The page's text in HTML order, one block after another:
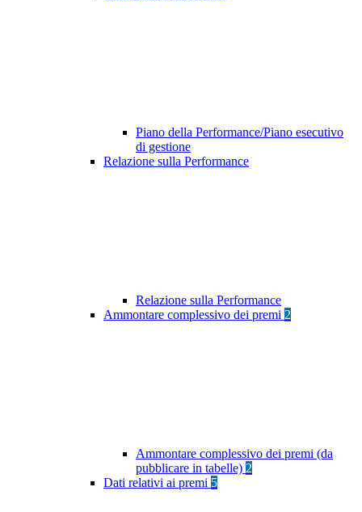
Piano della Performance/Piano esecutivo
di gestione
Relazione sulla Performance
Relazione sulla Performance
Ammontare complessivo dei premi 2
Ammontare complessivo dei premi (da
pubblicare in tabelle) 2
Dati relativi ai premi 5